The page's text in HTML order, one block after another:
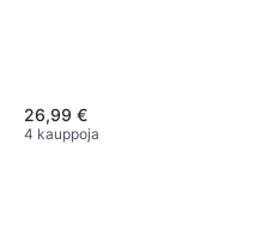
26,99 €
4 kauppoja